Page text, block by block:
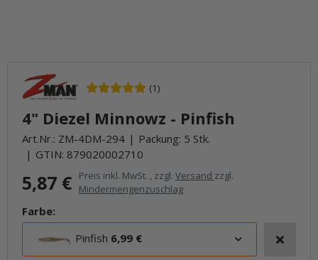
(1)
4" Diezel Minnowz - Pinfish
Art.Nr.: ZM-4DM-294
Packung: 5 Stk.
GTIN: 879020002710
5,87 € Preis inkl. MwSt. , zzgl. Versand zzgl.
Mindermengenzuschlag
Farbe:
Pinfish 6,99 €